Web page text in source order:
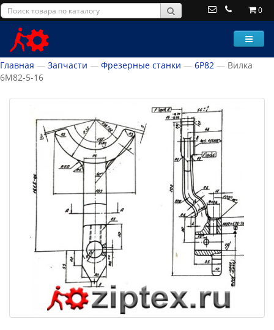
0
Главная Запчасти Фрезерные станки 6Р82
Вилка
6М82-5-16